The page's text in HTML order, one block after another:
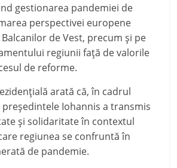
gestionarea pandemiei de
perspectivei europene
de Vest, precum şi pe
regiunii faţă de valorile
de reforme.
arată că, în cadrul
Iohannis a transmis
şi solidaritate în contextul
regiunea se confruntă în
de pandemie.